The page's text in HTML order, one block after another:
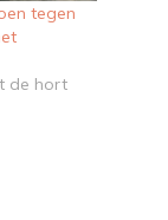
tegen
de hort